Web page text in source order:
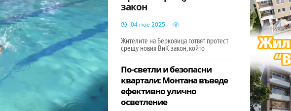
закон
04 ное 2025
Жителите на Берковица готвят протест
срещу новия ВиК закон, който
По-светли и безопасни
квартали: Монтана въведе
ефективно улично
осветление